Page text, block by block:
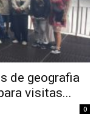
de geografia
visitas...
0